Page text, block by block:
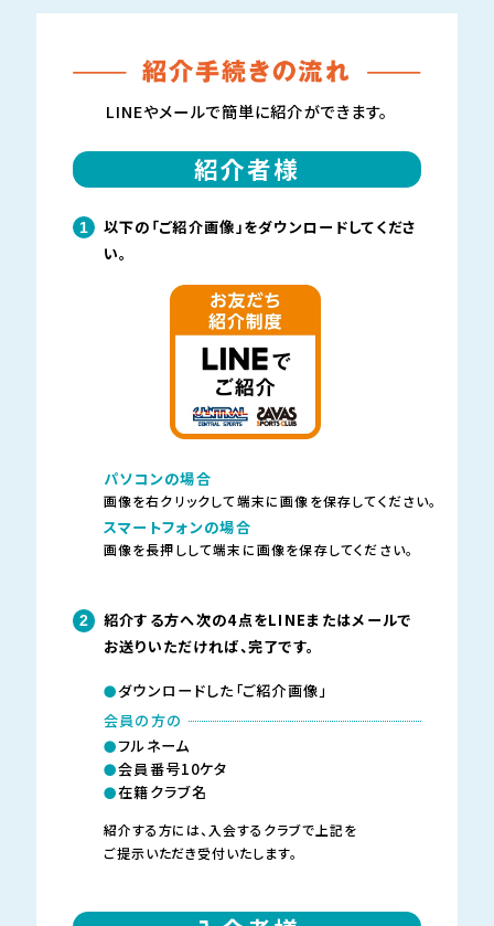
LINEやメールで簡単に紹介ができます。
紹介者様
1
以下の「ご紹介画像」をダウンロードしてくださ
い。
パソコンの場合
画像を右クリックして端末に画像を保存してください。
スマートフォンの場合
画像を長押しして端末に画像を保存してください。
2
紹介する方へ次の4点をLINEまたはメールで
お送りいただければ、完了です。
ダウンロードした「ご紹介画像」
会員の方の
フルネーム
会員番号10ケタ
在籍クラブ名
紹介する方には、入会するクラブで上記を
ご提示いただき受付いたします。